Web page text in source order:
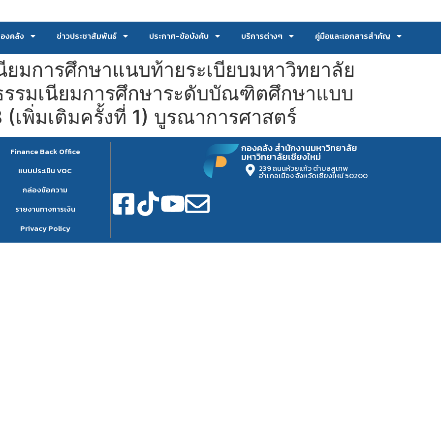
งคลัง ข่าวประชาสัมพันธ์ ประกาศ-ข้อบังคับ บริการต่างๆ คู่มือและเอกสารสำคัญ
มการศึกษาแนบท้ายระเบียบมหาวิทยาลัย
รรมเนียมการศึกษาระดับบัณฑิตศึกษาแบบ
เพิ่มเติมครั้งที่ 1) บูรณาการศาสตร์
Finance Back Office
แบบประเมิน VOC
กล่องข้อความ
รายงานทางการเงิน
Privacy Policy
กองคลัง สำนักงานมหาวิทยาลัย
มหาวิทยาลัยเชียงใหม่
239 ถนนห้วยแก้ว ตำบลสุเทพ
อำเภอเมือง จังหวัดเชียงใหม่ 50200